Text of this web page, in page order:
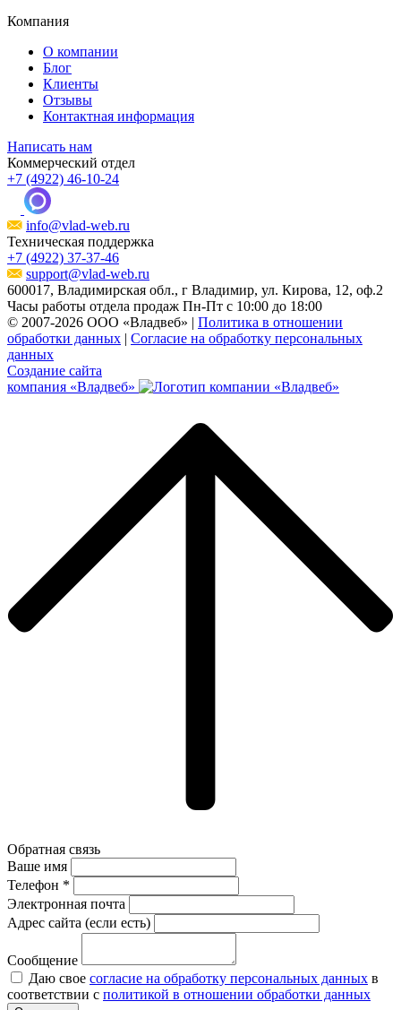
Компания
О компании
Блог
Клиенты
Отзывы
Контактная информация
Написать нам
Коммерческий отдел
+7 (4922) 46-10-24
info@vlad-web.ru
Техническая поддержка
+7 (4922) 37-37-46
support@vlad-web.ru
600017, Владимирская обл., г Владимир, ул. Кирова, 12, оф.2
Часы работы отдела продаж Пн-Пт с 10:00 до 18:00
© 2007-2026 ООО «Владвеб» | Политика в отношении
обработки данных | Согласие на обработку персональных
данных
Создание сайта
компания «Владвеб»
Обратная связь
Ваше имя
Телефон *
Электронная почта
Адрес сайта (если есть)
Сообщение
Даю свое согласие на обработку персональных данных в
соответствии с политикой в отношении обработки данных